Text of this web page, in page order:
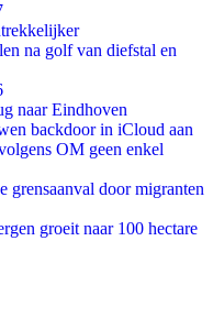
na golf van diefstal en
naar Eindhoven
backdoor in iCloud aan
OM geen enkel
grensaanval door migranten
groeit naar 100 hectare